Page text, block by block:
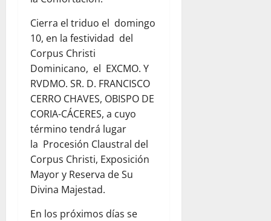
Cierra el triduo el domingo
10, en la festividad del
Corpus Christi
Dominicano, el EXCMO. Y
RVDMO. SR. D. FRANCISCO
CERRO CHAVES, OBISPO DE
CORIA-CÁCERES, a cuyo
término tendrá lugar
la Procesión Claustral del
Corpus Christi, Exposición
Mayor y Reserva de Su
Divina Majestad.
En los próximos días se